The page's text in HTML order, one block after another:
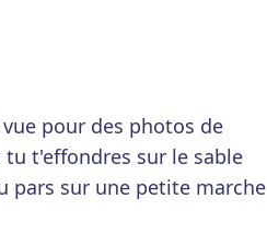
pour des photos de
tu t'effondres sur le sable
pars sur une petite marche